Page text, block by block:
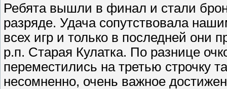
Ребята вышли в финал и стали
разряде. Удача сопутствовала
всех игр и только в последней они
р.п. Старая Кулатка. По разнице
переместились на третью строчку
несомненно, очень важное